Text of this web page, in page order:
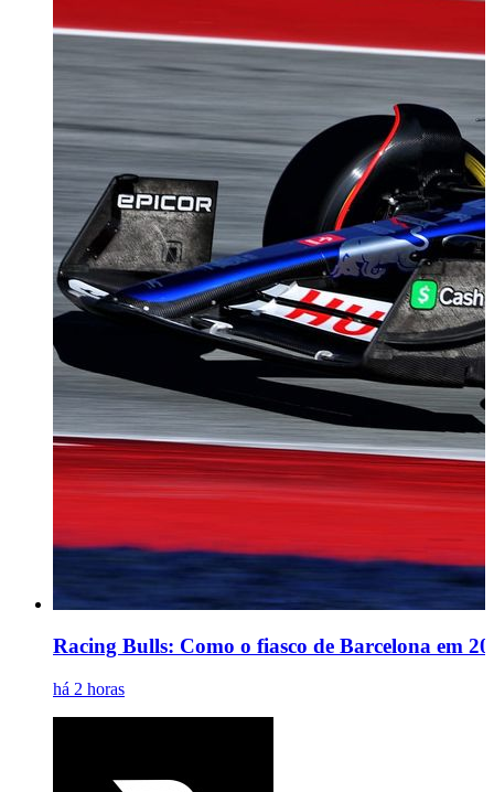
Racing Bulls: Como o fiasco de Barcelona em
há 2 horas